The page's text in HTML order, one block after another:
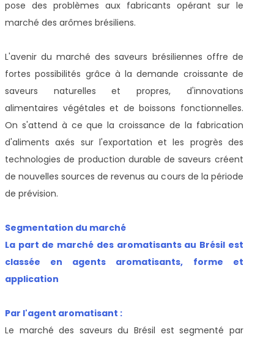
pose des problèmes aux fabricants opérant sur le
marché des arômes brésiliens.
L'avenir du marché des saveurs brésiliennes offre de
fortes possibilités grâce à la demande croissante de
saveurs naturelles et propres, d'innovations
alimentaires végétales et de boissons fonctionnelles.
On s'attend à ce que la croissance de la fabrication
d'aliments axés sur l'exportation et les progrès des
technologies de production durable de saveurs créent
de nouvelles sources de revenus au cours de la période
de prévision.
Segmentation du marché
La part de marché des aromatisants au Brésil est
classée en agents aromatisants, forme et
application
Par l'agent aromatisant :
Le marché des saveurs du Brésil est segmenté par